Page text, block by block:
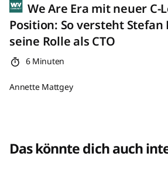
We Are Era mit neuer C-
Position: So versteht Stefan
seine Rolle als CTO
6 Minuten
Annette Mattgey
Das könnte dich auch